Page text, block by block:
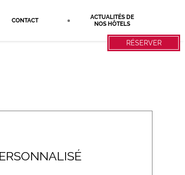
CONTACT
ACTUALITÉS DE
NOS HÔTELS
RÉSERVER